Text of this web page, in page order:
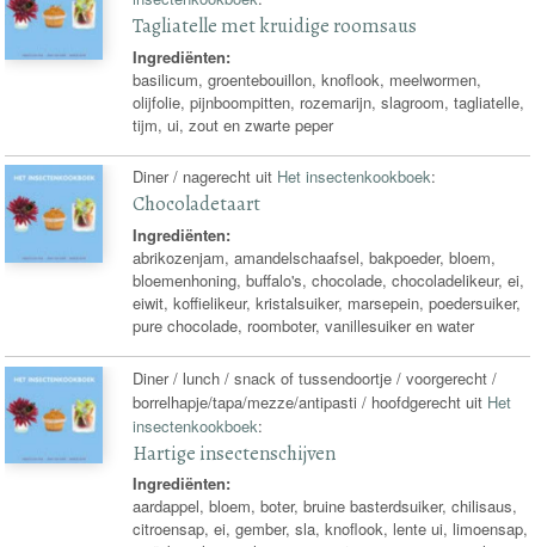
Tagliatelle met kruidige roomsaus
Ingrediënten:
basilicum, groentebouillon, knoflook, meelwormen,
olijfolie, pijnboompitten, rozemarijn, slagroom, tagliatelle,
tijm, ui, zout en zwarte peper
Diner / nagerecht uit Het insectenkookboek:
Chocoladetaart
Ingrediënten:
abrikozenjam, amandelschaafsel, bakpoeder, bloem,
bloemenhoning, buffalo's, chocolade, chocoladelikeur, ei,
eiwit, koffielikeur, kristalsuiker, marsepein, poedersuiker,
pure chocolade, roomboter, vanillesuiker en water
Diner / lunch / snack of tussendoortje / voorgerecht /
borrelhapje/tapa/mezze/antipasti / hoofdgerecht uit Het
insectenkookboek:
Hartige insectenschijven
Ingrediënten:
aardappel, bloem, boter, bruine basterdsuiker, chilisaus,
citroensap, ei, gember, sla, knoflook, lente ui, limoensap,